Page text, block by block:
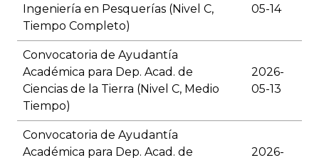
Ingeniería en Pesquerías (Nivel C,
Tiempo Completo)
05-14
Convocatoria de Ayudantía
Académica para Dep. Acad. de
Ciencias de la Tierra (Nivel C, Medio
Tiempo)
2026-
05-13
Convocatoria de Ayudantía
Académica para Dep. Acad. de
2026-